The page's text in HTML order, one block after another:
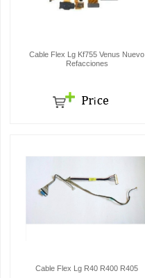
Cable Flex Lg Kf755 Venus Nuevo
Refacciones
Cable Flex Lg R40 R400 R405